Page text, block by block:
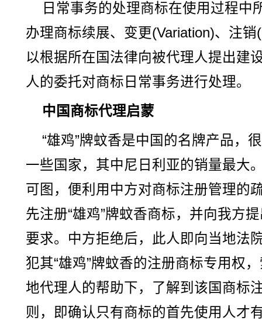
日常事务的处理商标在使用过程中
办理商标续展、变更(Variation)、注
以根据所在国法律向被代理人提出建
人的委托对商标日常事务进行处理。
中国商标代理启蒙
“雄鸡”牌蚊香是中国的名牌产品，
一些国家，其中尼日利亚的销量最大
可图，便利用中方对商标注册管理的
先注册“雄鸡”牌蚊香商标，并向我方
要求。中方拒绝后，此人即向当地法
犯其“雄鸡”牌蚊香的注册商标专用权
地代理人的帮助下，了解到该国商标
则，即确认只有商标的首先使用人才